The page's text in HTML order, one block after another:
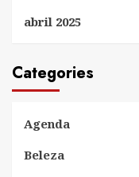
abril 2025
Categories
Agenda
Beleza